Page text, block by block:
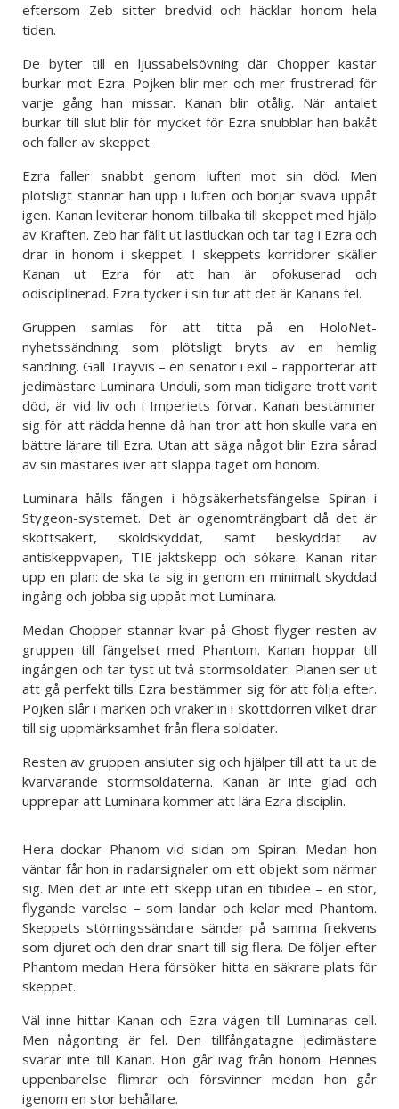
eftersom Zeb sitter bredvid och häcklar honom hela
tiden.
De byter till en ljussabelsövning där Chopper kastar
burkar mot Ezra. Pojken blir mer och mer frustrerad för
varje gång han missar. Kanan blir otålig. När antalet
burkar till slut blir för mycket för Ezra snubblar han bakåt
och faller av skeppet.
Ezra faller snabbt genom luften mot sin död. Men
plötsligt stannar han upp i luften och börjar sväva uppåt
igen. Kanan leviterar honom tillbaka till skeppet med hjälp
av Kraften. Zeb har fällt ut lastluckan och tar tag i Ezra och
drar in honom i skeppet. I skeppets korridorer skäller
Kanan ut Ezra för att han är ofokuserad och
odisciplinerad. Ezra tycker i sin tur att det är Kanans fel.
Gruppen samlas för att titta på en HoloNet-
nyhetssändning som plötsligt bryts av en hemlig
sändning. Gall Trayvis – en senator i exil – rapporterar att
jedimästare Luminara Unduli, som man tidigare trott varit
död, är vid liv och i Imperiets förvar. Kanan bestämmer
sig för att rädda henne då han tror att hon skulle vara en
bättre lärare till Ezra. Utan att säga något blir Ezra sårad
av sin mästares iver att släppa taget om honom.
Luminara hålls fången i högsäkerhetsfängelse Spiran i
Stygeon-systemet. Det är ogenomträngbart då det är
skottsäkert, sköldskyddat, samt beskyddat av
antiskeppvapen, TIE-jaktskepp och sökare. Kanan ritar
upp en plan: de ska ta sig in genom en minimalt skyddad
ingång och jobba sig uppåt mot Luminara.
Medan Chopper stannar kvar på Ghost flyger resten av
gruppen till fängelset med Phantom. Kanan hoppar till
ingången och tar tyst ut två stormsoldater. Planen ser ut
att gå perfekt tills Ezra bestämmer sig för att följa efter.
Pojken slår i marken och vräker in i skottdörren vilket drar
till sig uppmärksamhet från flera soldater.
Resten av gruppen ansluter sig och hjälper till att ta ut de
kvarvarande stormsoldaterna. Kanan är inte glad och
upprepar att Luminara kommer att lära Ezra disciplin.
Hera dockar Phanom vid sidan om Spiran. Medan hon
väntar får hon in radarsignaler om ett objekt som närmar
sig. Men det är inte ett skepp utan en tibidee – en stor,
flygande varelse – som landar och kelar med Phantom.
Skeppets störningssändare sänder på samma frekvens
som djuret och den drar snart till sig flera. De följer efter
Phantom medan Hera försöker hitta en säkrare plats för
skeppet.
Väl inne hittar Kanan och Ezra vägen till Luminaras cell.
Men någonting är fel. Den tillfångatagne jedimästare
svarar inte till Kanan. Hon går iväg från honom. Hennes
uppenbarelse flimrar och försvinner medan hon går
igenom en stor behållare.